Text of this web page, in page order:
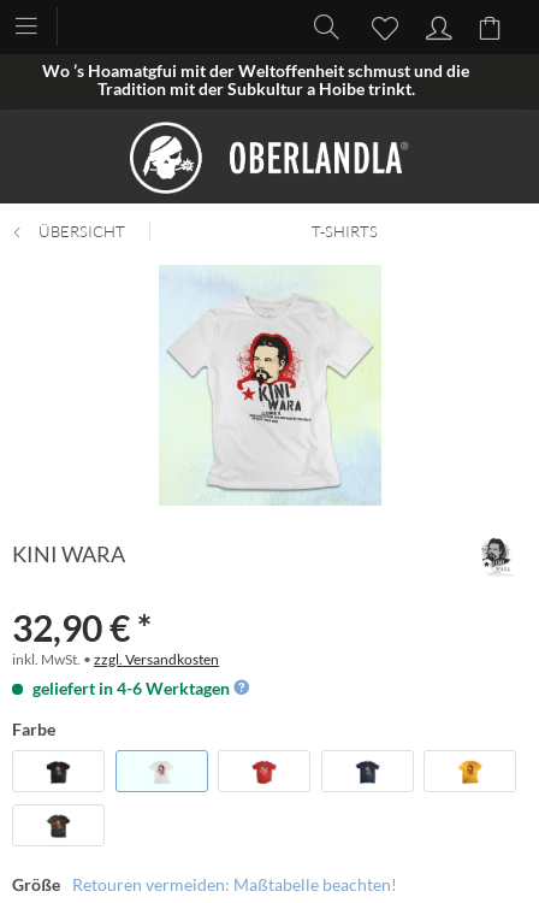
Wo ’s Hoamatgfui mit der Weltoffenheit schmust und die
Tradition mit der Subkultur a Hoibe trinkt.
ÜBERSICHT T-SHIRTS
KINI WARA
32,90 € *
inkl. MwSt. • zzgl. Versandkosten
geliefert in 4-6 Werktagen
Farbe
Größe Retouren vermeiden: Maßtabelle beachten!